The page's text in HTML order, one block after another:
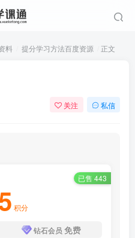
料 提分学习方法百度资源 正文
关注 私信
已售 443
积分
钻石会员 免费